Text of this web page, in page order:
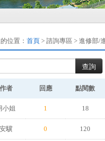
位置： 首頁 > 諮詢專區 > 進修部/